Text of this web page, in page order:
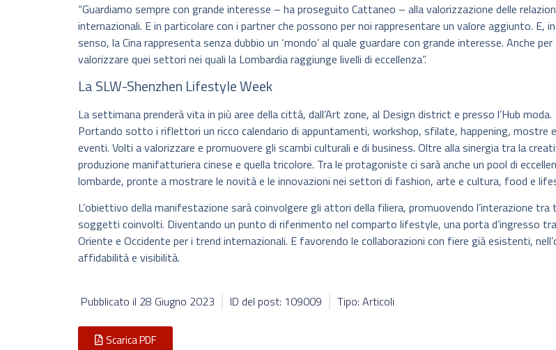
“Guardiamo sempre con grande interesse – ha proseguito Cattaneo – alla valorizzazione delle
internazionali. E in particolare con i partner che possono per noi rappresentare un valore aggiunto. E,
senso, la Cina rappresenta senza dubbio un ‘mondo’ al quale guardare con grande interesse. Anche per
valorizzare quei settori nei quali la Lombardia raggiunge livelli di eccellenza”.
La SLW-Shenzhen Lifestyle Week
La settimana prenderà vita in più aree della città, dall’Art zone, al Design district e presso l’Hub moda.
Portando sotto i riflettori un ricco calendario di appuntamenti, workshop, sfilate, happening, mostre
eventi. Volti a valorizzare e promuovere gli scambi culturali e di business. Oltre alla sinergia tra la
produzione manifatturiera cinese e quella tricolore. Tra le protagoniste ci sarà anche un pool di
lombarde, pronte a mostrare le novità e le innovazioni nei settori di fashion, arte e cultura, food e
L’obiettivo della manifestazione sarà coinvolgere gli attori della filiera, promuovendo l’interazione
soggetti coinvolti. Diventando un punto di riferimento nel comparto lifestyle, una porta d’ingresso tra
Oriente e Occidente per i trend internazionali. E favorendo le collaborazioni con fiere già esistenti,
affidabilità e visibilità.
Pubblicato il 28 Giugno 2023 ID del post: 109009 Tipo: Articoli
Scarica PDF